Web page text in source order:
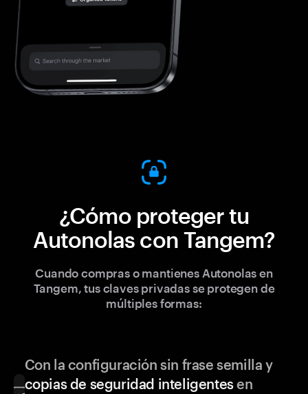
¿Cómo proteger tu
Autonolas con Tangem?
Cuando compras o mantienes Autonolas en
Tangem, tus claves privadas se protegen de
múltiples formas:
Con la configuración sin frase semilla y
copias de seguridad inteligentesen